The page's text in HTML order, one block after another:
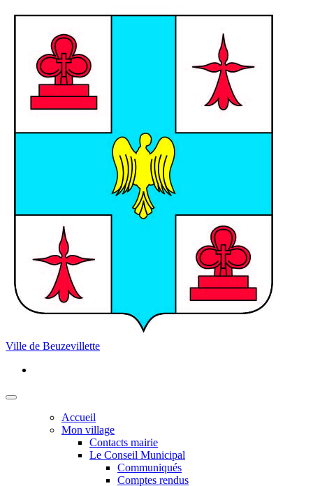
Ville de Beuzevillette
Accueil
Mon village
Contacts mairie
Le Conseil Municipal
Communiqués
Comptes rendus